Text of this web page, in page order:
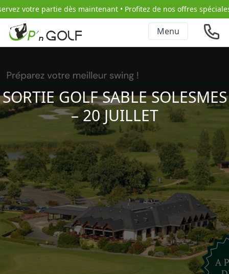
votre partie dès maintenant • Profitez de nos offres spéciales •
Menu
SORTIE GOLF SABLE SOLESMES
– 20 JUILLET